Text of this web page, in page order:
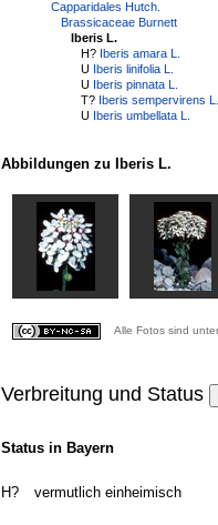
Capparidales Hutch.
Brassicaceae Burnett
Iberis L.
H? Iberis amara L.
U Iberis linifolia L.
U Iberis pinnata L.
T? Iberis sempervirens L.
U Iberis umbellata L.
Abbildungen zu Iberis L.
Alle Fotos sind
Verbreitung und Status
Status in Bayern
H? vermutlich einheimisch